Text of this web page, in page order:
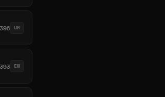
UR
EN